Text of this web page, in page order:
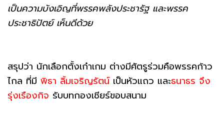
เป็นความบังเอิญที่พรรคพลังประชารัฐ และพรรค
ประชาธิปัตย์ เห็นดีด้วย
สรุปว่า นักเลือกตั้งเก๋าเกม ต่างมีศัตรูร่วมคือพรรคก้าว
ไกล ที่มี พิธา ลิ้มเจริญรัตน์เป็นหัวแถว และธนาธร จึง
รุ่งเรืองกิจ รับบทกองเชียร์ขอบสนาม